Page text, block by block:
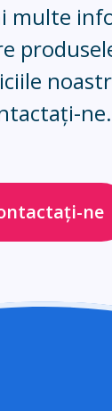
multe
ne.
ne